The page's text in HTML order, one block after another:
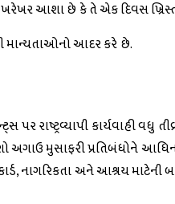
આશા છે કે તે એક દિવસ
માન્યતાઓનો આદર કરે છે.
રાષ્ટ્રવ્યાપી કાર્યવાહી વધુ
અગાઉ મુસાફરી પ્રતિબંધોને
નાગરિકતા અને આશ્રય